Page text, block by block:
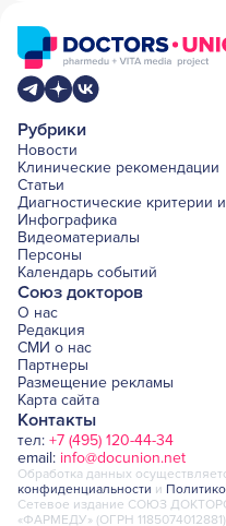
Рубрики
Новости
Клинические рекомендации
Статьи
Диагностические критерии
Инфографика
Видеоматериалы
Персоны
Календарь событий
Союз докторов
О нас
Редакция
СМИ о нас
Партнеры
Размещение рекламы
Карта сайта
Контакты
тел: +7 (495) 120-44-34
email: info@docunion.net
Обработка данных
конфиденциальности и
Сетевое издание СОЮЗ
«ФАРМЕДУ» (ОГРН